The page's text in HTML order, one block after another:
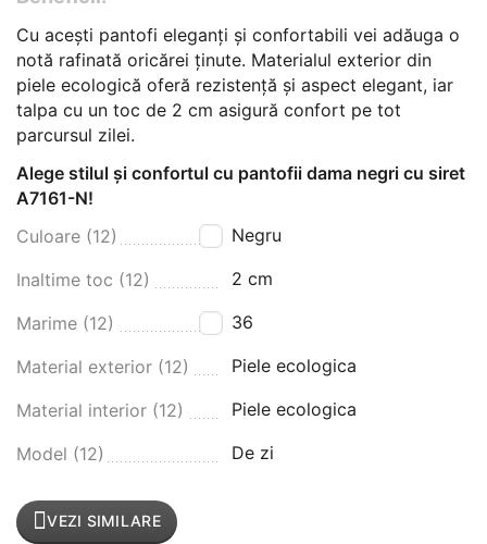
Cu acești pantofi eleganți și confortabili vei adăuga o
notă rafinată oricărei ținute. Materialul exterior din
piele ecologică oferă rezistență și aspect elegant, iar
talpa cu un toc de 2 cm asigură confort pe tot
parcursul zilei.
Alege stilul și confortul cu pantofii dama negri cu siret
A7161-N!
Culoare (12)
Negru
Inaltime toc (12) 2 cm
Marime (12) 36
Material exterior (12) Piele ecologica
Material interior (12) Piele ecologica
Model (12) De zi
VEZI SIMILARE